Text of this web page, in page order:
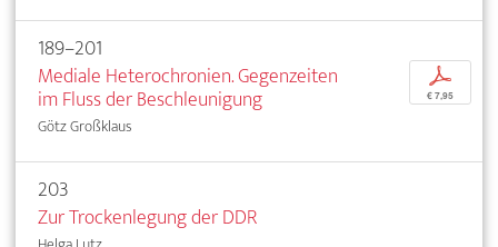
189–201
Mediale Heterochronien. Gegenzeiten
im Fluss der Beschleunigung
Götz Großklaus
p
€ 7,95
203
Zur Trockenlegung der DDR